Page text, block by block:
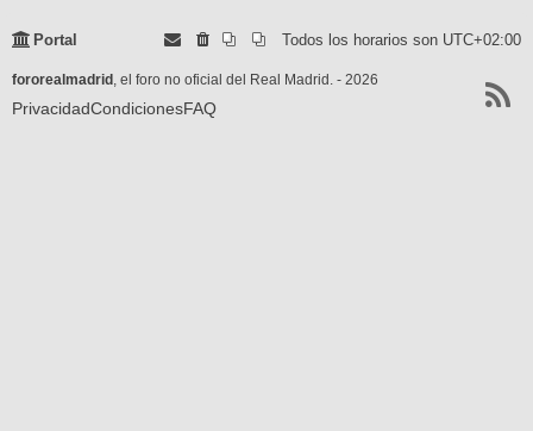
Portal Todos los horarios son UTC+02:00
fororealmadrid , el foro no oficial del Real Madrid. - 2026
PrivacidadCondicionesFAQ